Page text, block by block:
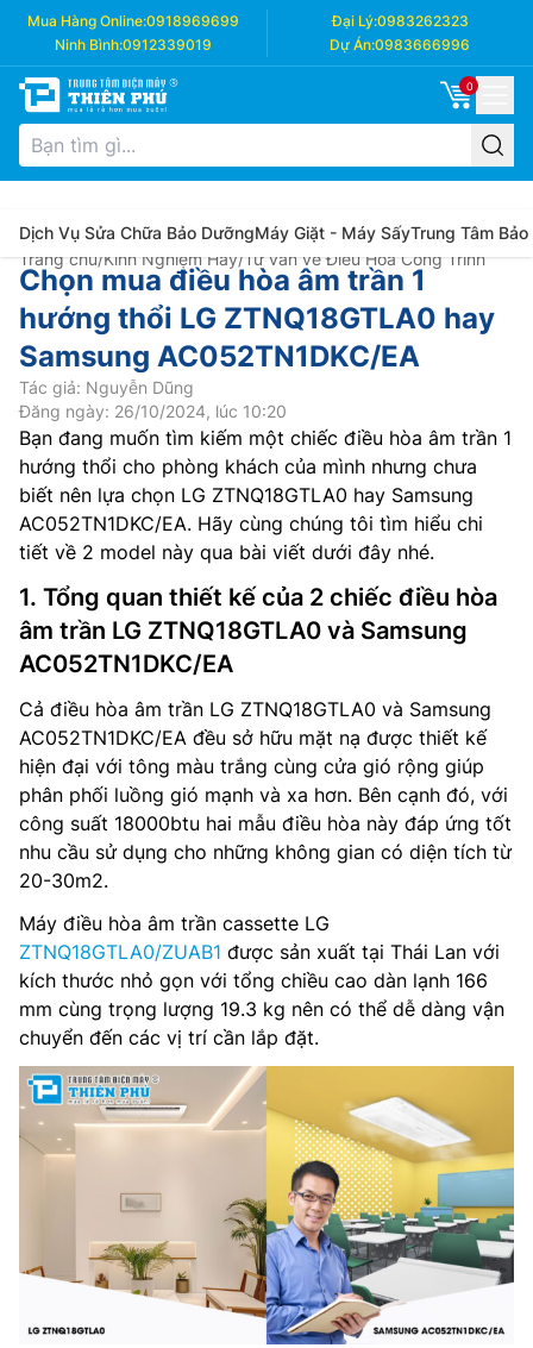
Mua Hàng Online:0918969699 Đại Lý:0983262323
Ninh Bình:0912339019 Dự Án:0983666996
0
Dịch Vụ Sửa Chữa Bảo DưỡngMáy Giặt - Máy SấyTrung Tâm Bảo
Trang chủ/Kinh Nghiệm Hay/Tư vấn về Điều Hòa Công Trình
Chọn mua điều hòa âm trần 1
hướng thổi LG ZTNQ18GTLA0 hay
Samsung AC052TN1DKC/EA
Tác giả: Nguyễn Dũng
Đăng ngày: 26/10/2024, lúc 10:20
Bạn đang muốn tìm kiếm một chiếc điều hòa âm trần 1
hướng thổi cho phòng khách của mình nhưng chưa
biết nên lựa chọn LG ZTNQ18GTLA0 hay Samsung
AC052TN1DKC/EA. Hãy cùng chúng tôi tìm hiểu chi
tiết về 2 model này qua bài viết dưới đây nhé.
1. Tổng quan thiết kế của 2 chiếc điều hòa
âm trần LG ZTNQ18GTLA0 và Samsung
AC052TN1DKC/EA
Cả điều hòa âm trần LG ZTNQ18GTLA0 và Samsung
AC052TN1DKC/EA đều sở hữu mặt nạ được thiết kế
hiện đại với tông màu trắng cùng cửa gió rộng giúp
phân phối luồng gió mạnh và xa hơn. Bên cạnh đó, với
công suất 18000btu hai mẫu điều hòa này đáp ứng tốt
nhu cầu sử dụng cho những không gian có diện tích từ
20-30m2.
Máy điều hòa âm trần cassette LG
ZTNQ18GTLA0/ZUAB1 được sản xuất tại Thái Lan với
kích thước nhỏ gọn với tổng chiều cao dàn lạnh 166
mm cùng trọng lượng 19.3 kg nên có thể dễ dàng vận
chuyển đến các vị trí cần lắp đặt.